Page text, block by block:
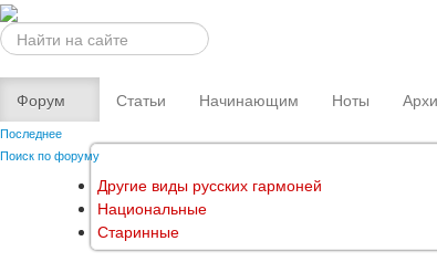
Искать...
Форум
Последнее
Поиск по форуму
Статьи Начинающим Ноты
Другие виды русских гармоней
Национальные
Старинные